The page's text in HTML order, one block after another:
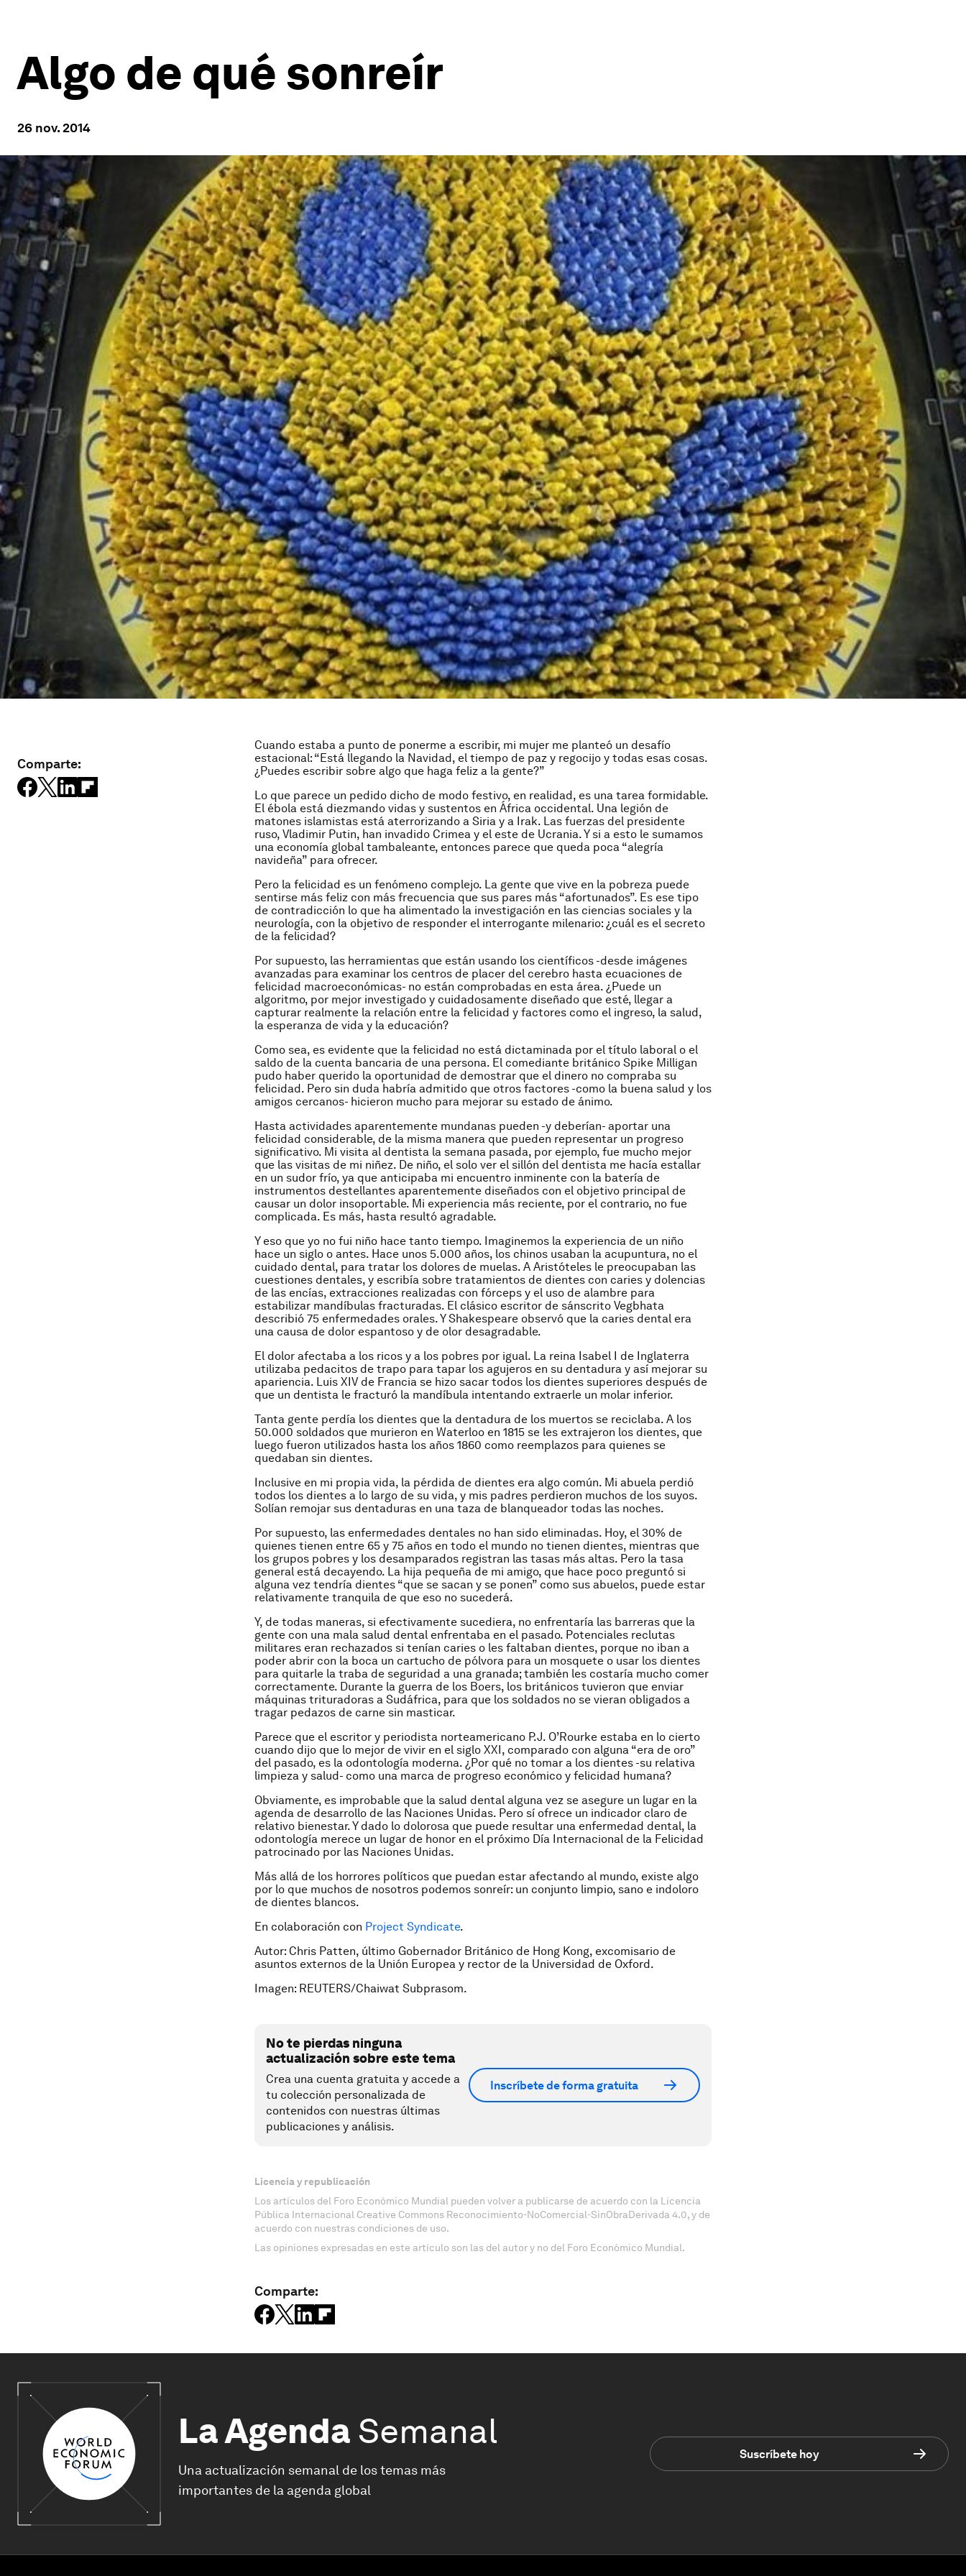
Algo de qué sonreír
26 nov. 2014
Comparte:
Cuando estaba a punto de ponerme a escribir, mi mujer me planteó un desafío
estacional: “Está llegando la Navidad, el tiempo de paz y regocijo y todas esas cosas.
¿Puedes escribir sobre algo que haga feliz a la gente?”
Lo que parece un pedido dicho de modo festivo, en realidad, es una tarea formidable.
El ébola está diezmando vidas y sustentos en África occidental. Una legión de
matones islamistas está aterrorizando a Siria y a Irak. Las fuerzas del presidente
ruso, Vladimir Putin, han invadido Crimea y el este de Ucrania. Y si a esto le sumamos
una economía global tambaleante, entonces parece que queda poca “alegría
navideña” para ofrecer.
Pero la felicidad es un fenómeno complejo. La gente que vive en la pobreza puede
sentirse más feliz con más frecuencia que sus pares más “afortunados”. Es ese tipo
de contradicción lo que ha alimentado la investigación en las ciencias sociales y la
neurología, con la objetivo de responder el interrogante milenario: ¿cuál es el secreto
de la felicidad?
Por supuesto, las herramientas que están usando los científicos -desde imágenes
avanzadas para examinar los centros de placer del cerebro hasta ecuaciones de
felicidad macroeconómicas- no están comprobadas en esta área. ¿Puede un
algoritmo, por mejor investigado y cuidadosamente diseñado que esté, llegar a
capturar realmente la relación entre la felicidad y factores como el ingreso, la salud,
la esperanza de vida y la educación?
Como sea, es evidente que la felicidad no está dictaminada por el título laboral o el
saldo de la cuenta bancaria de una persona. El comediante británico Spike Milligan
pudo haber querido la oportunidad de demostrar que el dinero no compraba su
felicidad. Pero sin duda habría admitido que otros factores -como la buena salud y los
amigos cercanos- hicieron mucho para mejorar su estado de ánimo.
Hasta actividades aparentemente mundanas pueden -y deberían- aportar una
felicidad considerable, de la misma manera que pueden representar un progreso
significativo. Mi visita al dentista la semana pasada, por ejemplo, fue mucho mejor
que las visitas de mi niñez. De niño, el solo ver el sillón del dentista me hacía estallar
en un sudor frío, ya que anticipaba mi encuentro inminente con la batería de
instrumentos destellantes aparentemente diseñados con el objetivo principal de
causar un dolor insoportable. Mi experiencia más reciente, por el contrario, no fue
complicada. Es más, hasta resultó agradable.
Y eso que yo no fui niño hace tanto tiempo. Imaginemos la experiencia de un niño
hace un siglo o antes. Hace unos 5.000 años, los chinos usaban la acupuntura, no el
cuidado dental, para tratar los dolores de muelas. A Aristóteles le preocupaban las
cuestiones dentales, y escribía sobre tratamientos de dientes con caries y dolencias
de las encías, extracciones realizadas con fórceps y el uso de alambre para
estabilizar mandíbulas fracturadas. El clásico escritor de sánscrito Vegbhata
describió 75 enfermedades orales. Y Shakespeare observó que la caries dental era
una causa de dolor espantoso y de olor desagradable.
El dolor afectaba a los ricos y a los pobres por igual. La reina Isabel I de Inglaterra
utilizaba pedacitos de trapo para tapar los agujeros en su dentadura y así mejorar su
apariencia. Luis XIV de Francia se hizo sacar todos los dientes superiores después de
que un dentista le fracturó la mandíbula intentando extraerle un molar inferior.
Tanta gente perdía los dientes que la dentadura de los muertos se reciclaba. A los
50.000 soldados que murieron en Waterloo en 1815 se les extrajeron los dientes, que
luego fueron utilizados hasta los años 1860 como reemplazos para quienes se
quedaban sin dientes.
Inclusive en mi propia vida, la pérdida de dientes era algo común. Mi abuela perdió
todos los dientes a lo largo de su vida, y mis padres perdieron muchos de los suyos.
Solían remojar sus dentaduras en una taza de blanqueador todas las noches.
Por supuesto, las enfermedades dentales no han sido eliminadas. Hoy, el 30% de
quienes tienen entre 65 y 75 años en todo el mundo no tienen dientes, mientras que
los grupos pobres y los desamparados registran las tasas más altas. Pero la tasa
general está decayendo. La hija pequeña de mi amigo, que hace poco preguntó si
alguna vez tendría dientes “que se sacan y se ponen” como sus abuelos, puede estar
relativamente tranquila de que eso no sucederá.
Y, de todas maneras, si efectivamente sucediera, no enfrentaría las barreras que la
gente con una mala salud dental enfrentaba en el pasado. Potenciales reclutas
militares eran rechazados si tenían caries o les faltaban dientes, porque no iban a
poder abrir con la boca un cartucho de pólvora para un mosquete o usar los dientes
para quitarle la traba de seguridad a una granada; también les costaría mucho comer
correctamente. Durante la guerra de los Boers, los británicos tuvieron que enviar
máquinas trituradoras a Sudáfrica, para que los soldados no se vieran obligados a
tragar pedazos de carne sin masticar.
Parece que el escritor y periodista norteamericano P.J. O’Rourke estaba en lo cierto
cuando dijo que lo mejor de vivir en el siglo XXI, comparado con alguna “era de oro”
del pasado, es la odontología moderna. ¿Por qué no tomar a los dientes -su relativa
limpieza y salud- como una marca de progreso económico y felicidad humana?
Obviamente, es improbable que la salud dental alguna vez se asegure un lugar en la
agenda de desarrollo de las Naciones Unidas. Pero sí ofrece un indicador claro de
relativo bienestar. Y dado lo dolorosa que puede resultar una enfermedad dental, la
odontología merece un lugar de honor en el próximo Día Internacional de la Felicidad
patrocinado por las Naciones Unidas.
Más allá de los horrores políticos que puedan estar afectando al mundo, existe algo
por lo que muchos de nosotros podemos sonreír: un conjunto limpio, sano e indoloro
de dientes blancos.
En colaboración con Project Syndicate.
Autor: Chris Patten, último Gobernador Británico de Hong Kong, excomisario de
asuntos externos de la Unión Europea y rector de la Universidad de Oxford.
Imagen: REUTERS/Chaiwat Subprasom.
No te pierdas ninguna
actualización sobre este tema
Crea una cuenta gratuita y accede a
tu colección personalizada de
contenidos con nuestras últimas
publicaciones y análisis.
Inscríbete de forma gratuita
Licencia y republicación
Los artículos del Foro Económico Mundial pueden volver a publicarse de acuerdo con la Licencia
Pública Internacional Creative Commons Reconocimiento-NoComercial-SinObraDerivada 4.0, y de
acuerdo con nuestras condiciones de uso.
Las opiniones expresadas en este artículo son las del autor y no del Foro Económico Mundial.
Comparte:
La Agenda Semanal
Una actualización semanal de los temas más
importantes de la agenda global
Suscríbete hoy